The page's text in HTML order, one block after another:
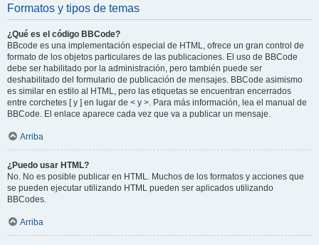
Formatos y tipos de temas
¿Qué es el código BBCode?
BBcode es una implementación especial de HTML, ofrece un gran control de
formato de los objetos particulares de las publicaciones. El uso de BBCode
debe ser habilitado por la administración, pero también puede ser
deshabilitado del formulario de publicación de mensajes. BBCode asimismo
es similar en estilo al HTML, pero las etiquetas se encuentran encerrados
entre corchetes [ y ] en lugar de < y >. Para más información, lea el manual de
BBCode. El enlace aparece cada vez que va a publicar un mensaje.
Arriba
¿Puedo usar HTML?
No. No es posible publicar en HTML. Muchos de los formatos y acciones que
se pueden ejecutar utilizando HTML pueden ser aplicados utilizando
BBCodes.
Arriba